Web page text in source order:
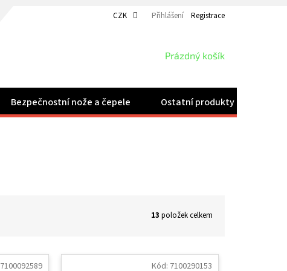
CZK Přihlášení Registrace
NÁKUPNÍ
Prázdný košík
Bezpečnostní nože a čepele Ostatní produkty
13 položek celkem
7100092589 Kód: 7100290153